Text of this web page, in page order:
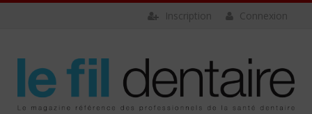
Connexion
Inscription